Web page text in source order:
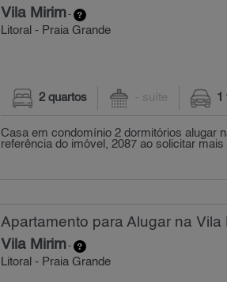
Vila Mirim-
Litoral - Praia Grande
2 quartos - suíte 1
Casa em condomínio 2 dormitórios alugar
referência do imóvel, 2087 ao solicitar
Apartamento para Alugar na Vila
Vila Mirim-
Litoral - Praia Grande